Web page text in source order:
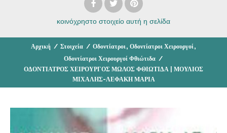
κοινόχρηστο στοιχείο αυτή η σελίδα
Αρχική / Στοιχεία / Οδοντίατροι , Οδοντίατροι Χειρουργοί ,
Οδοντίατροι Χειρουργοί Φθιώτιδα /
ΟΔΟΝΤΙΑΤΡΟΣ ΧΕΙΡΟΥΡΓΟΣ ΜΩΛΟΣ ΦΘΙΩΤΙΔΑ | ΜΟΥΛΙΟΣ
ΜΙΧΑΛΗΣ-ΛΕΦΑΚΗ ΜΑΡΙΑ